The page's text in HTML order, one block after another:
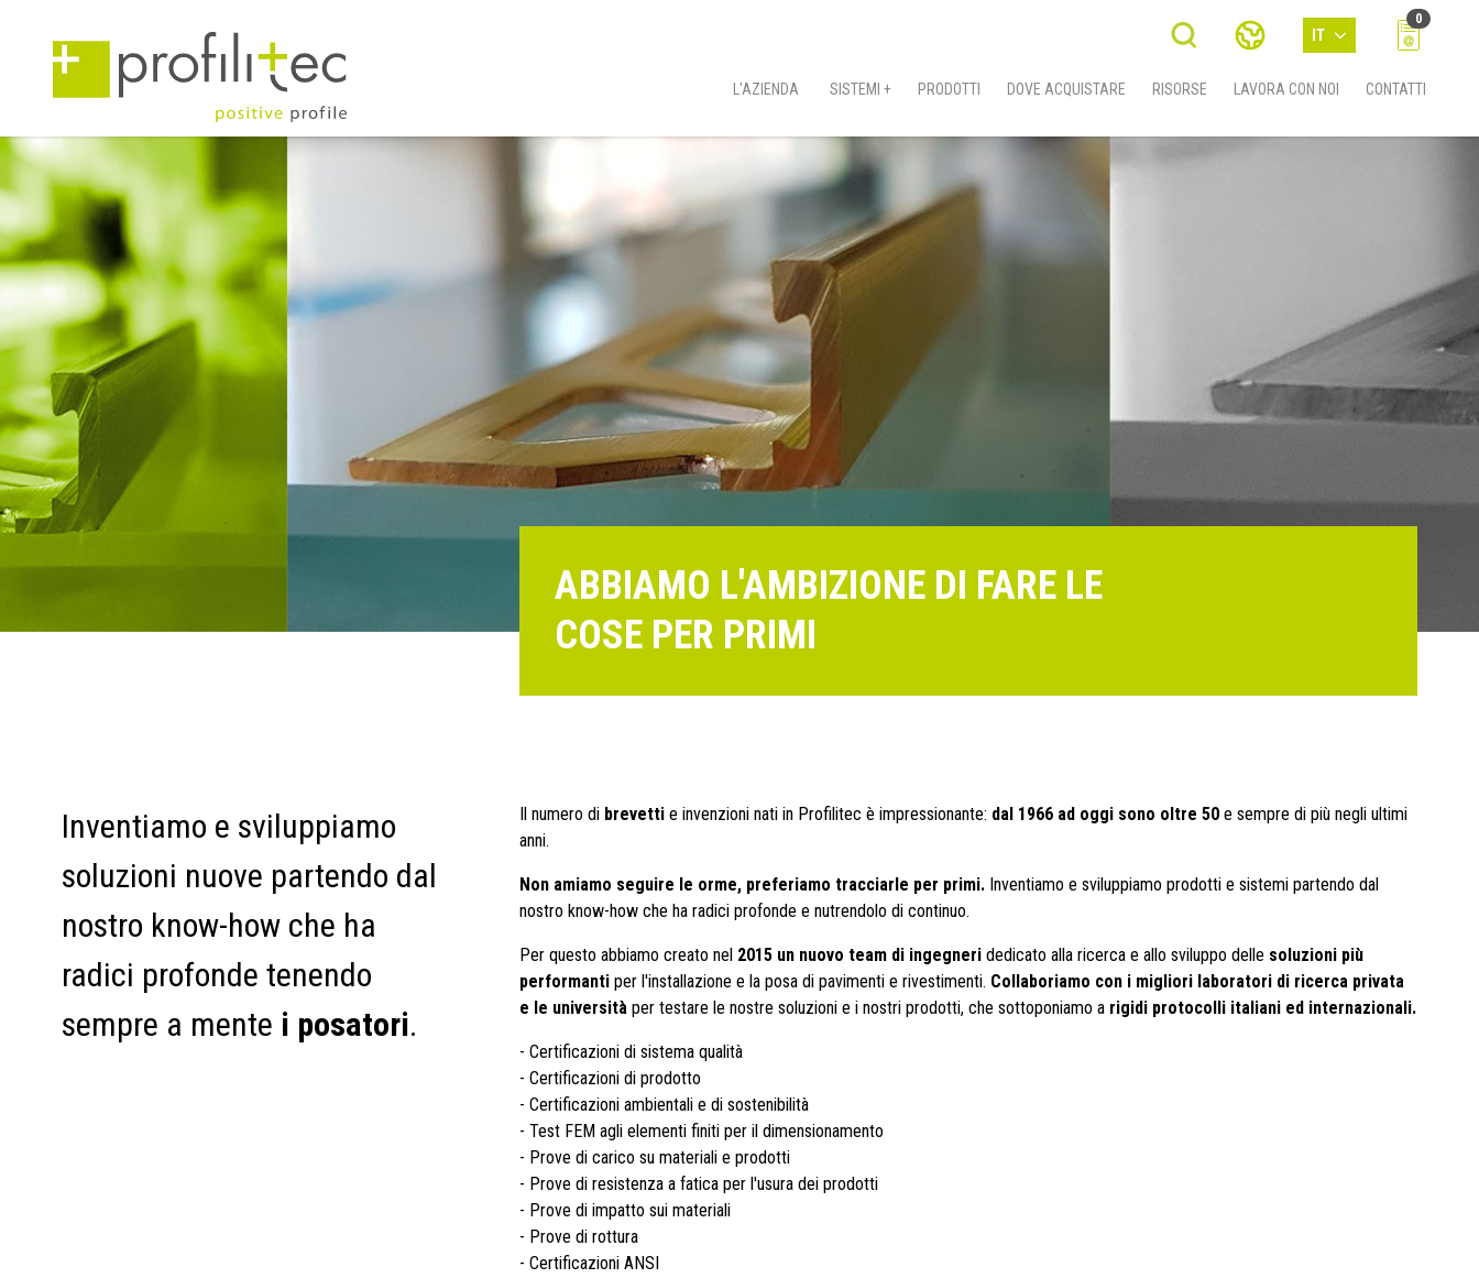
IT
0
L'AZIENDA SISTEMI + PRODOTTI DOVE ACQUISTARE RISORSE LAVORA CON NOI CONTATTI
ABBIAMO L'AMBIZIONE DI FARE LE
COSE PER PRIMI
Inventiamo e sviluppiamo
soluzioni nuove partendo dal
nostro know-how che ha
radici profonde tenendo
sempre a mente i posatori.
Il numero di brevetti e invenzioni nati in Profilitec è impressionante: dal 1966 ad oggi sono oltre 50 e sempre di più negli ultimi
anni.
Non amiamo seguire le orme, preferiamo tracciarle per primi. Inventiamo e sviluppiamo prodotti e sistemi partendo dal
nostro know-how che ha radici profonde e nutrendolo di continuo.
Per questo abbiamo creato nel 2015 un nuovo team di ingegneri dedicato alla ricerca e allo sviluppo delle soluzioni più
performanti per l'installazione e la posa di pavimenti e rivestimenti. Collaboriamo con i migliori laboratori di ricerca privata
e le università per testare le nostre soluzioni e i nostri prodotti, che sottoponiamo a rigidi protocolli italiani ed internazionali.
- Certificazioni di sistema qualità
- Certificazioni di prodotto
- Certificazioni ambientali e di sostenibilità
- Test FEM agli elementi finiti per il dimensionamento
- Prove di carico su materiali e prodotti
- Prove di resistenza a fatica per l'usura dei prodotti
- Prove di impatto sui materiali
- Prove di rottura
- Certificazioni ANSI